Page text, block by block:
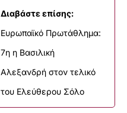
Διαβάστε επίσης:
Ευρωπαϊκό Πρωτάθλημα:
7η η Βασιλική
Αλεξανδρή στον τελικό
του Ελεύθερου Σόλο